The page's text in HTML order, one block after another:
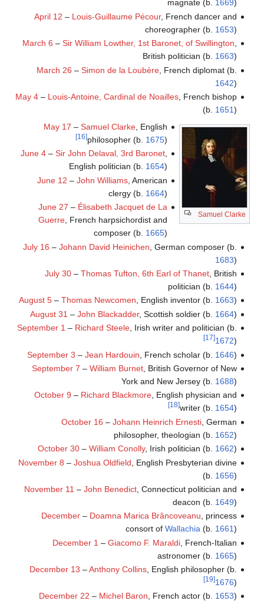
magnate (b. 1669)
April 12 – Louis-Guillaume Pécour, French dancer and
choreographer (b. 1653)
March 6 – Sir William Lowther, 1st Baronet, of Swillington,
British politician (b. 1663)
March 26 – Simon de la Loubère, French diplomat (b.
1642)
May 4– Louis-Antoine, Cardinal de Noailles, French bishop
(b. 1651)
Samuel Clarke
May 17 –Samuel Clarke , English
philosopher (b. 1675)
[16]
June 4 –Sir John Delaval, 3rd Baronet,
English politician (b. 1654)
June 12 –John Williams , American
clergy (b. 1664)
June 27 – Élisabeth Jacquet de La
Guerre, French harpsichordist and
composer (b. 1665)
July 16 – Johann David Heinichen , German composer (b.
1683)
July 30– Thomas Tufton, 6th Earl of Thanet, British
politician (b. 1644)
August 5– Thomas Newcomen, English inventor (b. 1663)
August 31 – John Blackadder, Scottish soldier (b. 1664)
September 1 – Richard Steele, Irish writer and politician (b.
1672)
[17]
September 3 – Jean Hardouin , French scholar (b. 1646)
September 7 – William Burnet, British Governor of New
York and New Jersey (b. 1688)
October 9 – Richard Blackmore, English physician and
writer (b. 1654)
[18]
October 16 – Johann Heinrich Ernesti, German
philosopher, theologian (b. 1652)
October 30– William Conolly, Irish politician (b. 1662)
November 8 – Joshua Oldfield , English Presbyterian divine
(b. 1656)
November 11 – John Benedict, Connecticut politician and
deacon (b. 1649)
December– Doamna Marica Brâncoveanu, princess
consort of Wallachia(b. 1661)
December 1 – Giacomo F. Maraldi, French-Italian
astronomer (b. 1665)
December 13 –Anthony Collins, English philosopher (b.
1676)
[19]
December 22 – Michel Baron, French actor (b. 1653)